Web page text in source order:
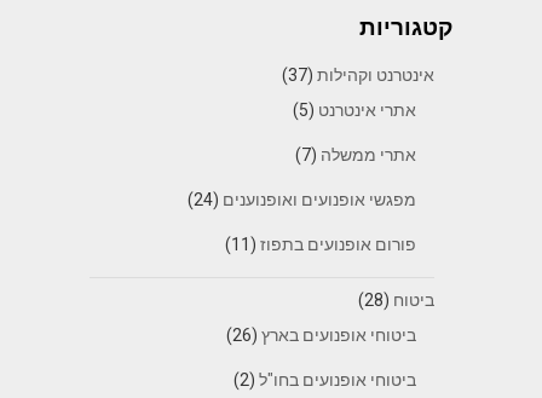
קטגוריות
אינטרנט וקהילות(37)
אתרי אינטרנט (5)
אתרי ממשלה (7)
מפגשי אופנועים ואופנוענים (24)
פורום אופנועים בתפוז(11)
ביטוח (28)
ביטוחי אופנועים בארץ(26)
ביטוחי אופנועים בחו"ל(2)